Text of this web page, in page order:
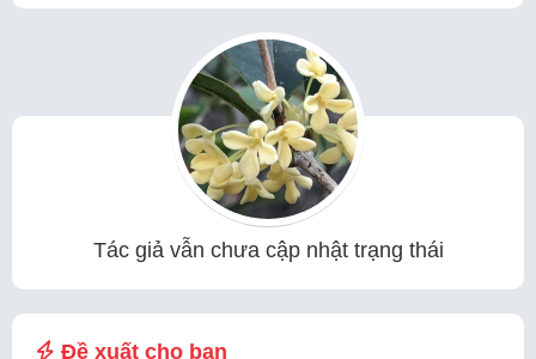
Tác giả vẫn chưa cập nhật trạng thái
Đề xuất cho bạn